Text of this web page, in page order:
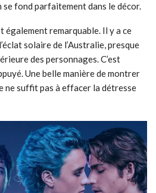
fond parfaitement dans le décor.
également remarquable. Il y a ce
solaire de l’Australie, presque
des personnages. C’est
Une belle manière de montrer
ne suffit pas à effacer la détresse